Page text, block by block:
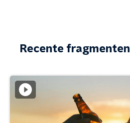
Recente fragmenten